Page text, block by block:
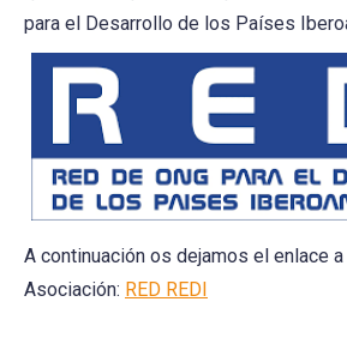
para el Desarrollo de los Países
A continuación os dejamos el enlace
Asociación: RED REDI